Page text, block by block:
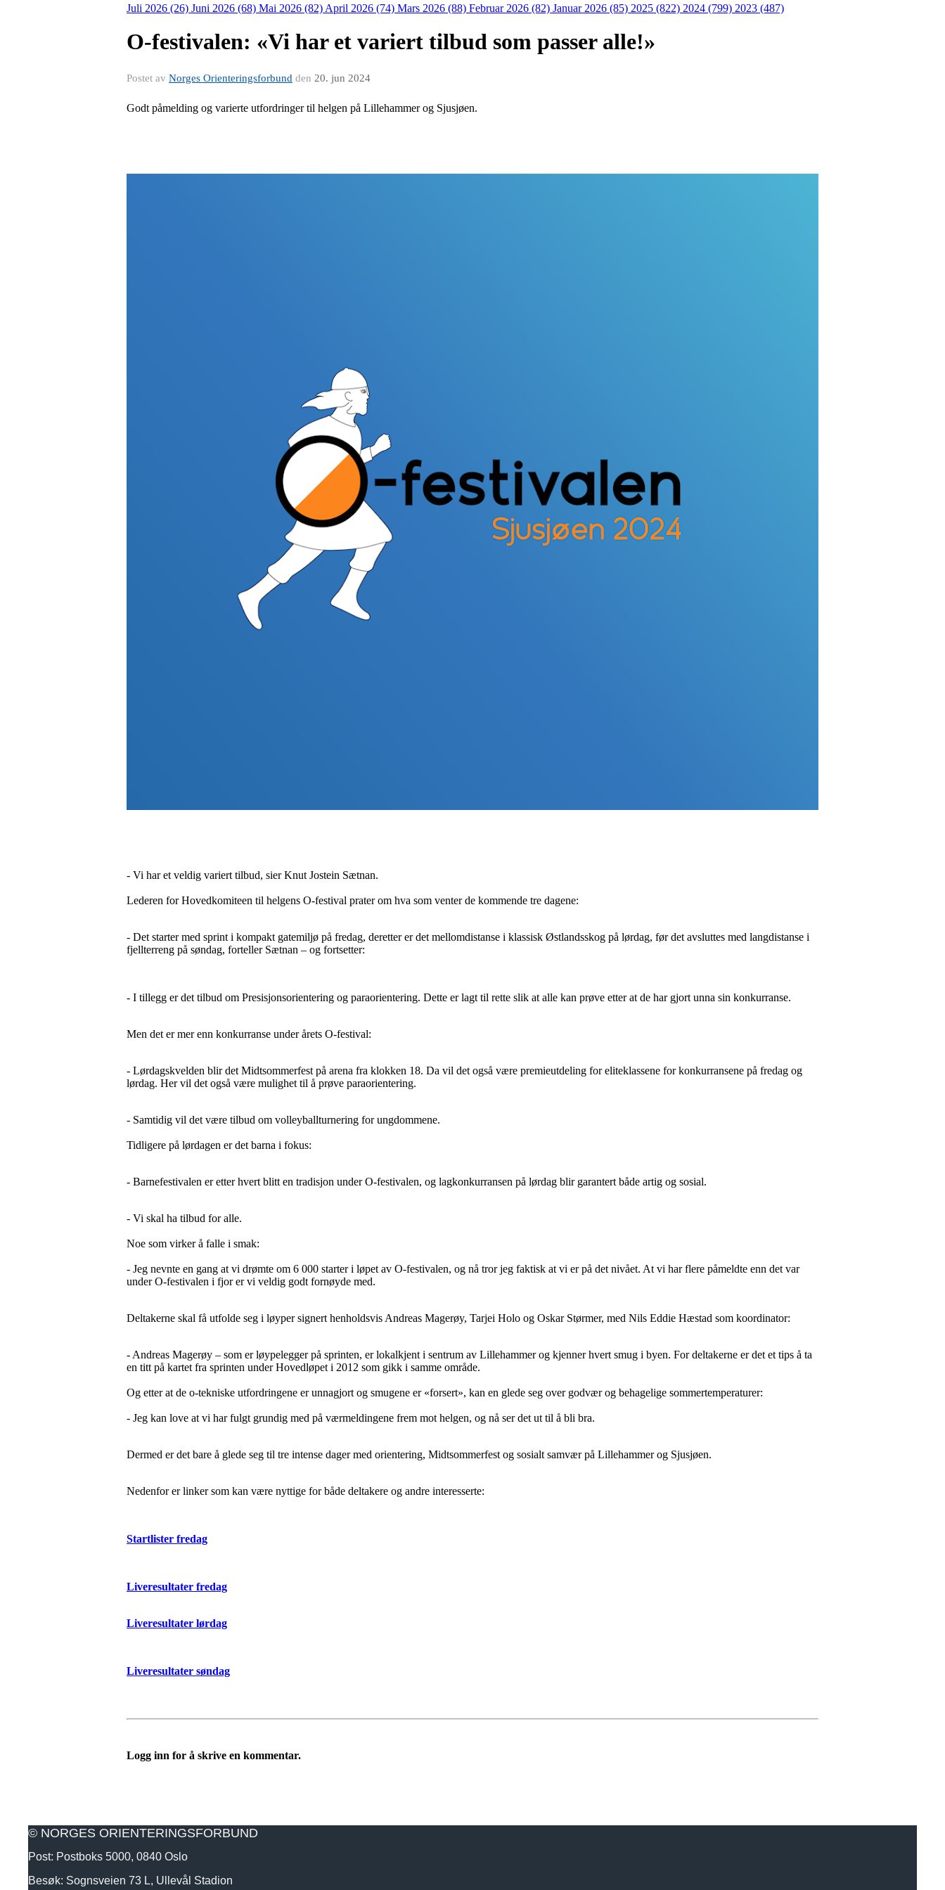
Juli 2026 (26) Juni 2026 (68) Mai 2026 (82) April 2026 (74) Mars 2026 (88) Februar 2026 (82) Januar 2026 (85) 2025 (822) 2024 (799) 2023 (487)
O-festivalen: «Vi har et variert tilbud som passer alle!»
Postet av Norges Orienteringsforbund den 20. jun 2024
Godt påmelding og varierte utfordringer til helgen på Lillehammer og Sjusjøen.
- Vi har et veldig variert tilbud, sier Knut Jostein Sætnan.
Lederen for Hovedkomiteen til helgens O-festival prater om hva som venter de kommende tre dagene:
- Det starter med sprint i kompakt gatemiljø på fredag, deretter er det mellomdistanse i klassisk Østlandsskog på lørdag, før det avsluttes med langdistanse i
fjellterreng på søndag, forteller Sætnan – og fortsetter:
- I tillegg er det tilbud om Presisjonsorientering og paraorientering. Dette er lagt til rette slik at alle kan prøve etter at de har gjort unna sin konkurranse.
Men det er mer enn konkurranse under årets O-festival:
- Lørdagskvelden blir det Midtsommerfest på arena fra klokken 18. Da vil det også være premieutdeling for eliteklassene for konkurransene på fredag og
lørdag. Her vil det også være mulighet til å prøve paraorientering.
- Samtidig vil det være tilbud om volleyballturnering for ungdommene.
Tidligere på lørdagen er det barna i fokus:
- Barnefestivalen er etter hvert blitt en tradisjon under O-festivalen, og lagkonkurransen på lørdag blir garantert både artig og sosial.
- Vi skal ha tilbud for alle.
Noe som virker å falle i smak:
- Jeg nevnte en gang at vi drømte om 6 000 starter i løpet av O-festivalen, og nå tror jeg faktisk at vi er på det nivået. At vi har flere påmeldte enn det var
under O-festivalen i fjor er vi veldig godt fornøyde med.
Deltakerne skal få utfolde seg i løyper signert henholdsvis Andreas Magerøy, Tarjei Holo og Oskar Størmer, med Nils Eddie Hæstad som koordinator:
- Andreas Magerøy – som er løypelegger på sprinten, er lokalkjent i sentrum av Lillehammer og kjenner hvert smug i byen. For deltakerne er det et tips å ta
en titt på kartet fra sprinten under Hovedløpet i 2012 som gikk i samme område.
Og etter at de o-tekniske utfordringene er unnagjort og smugene er «forsert», kan en glede seg over godvær og behagelige sommertemperaturer:
- Jeg kan love at vi har fulgt grundig med på værmeldingene frem mot helgen, og nå ser det ut til å bli bra.
Dermed er det bare å glede seg til tre intense dager med orientering, Midtsommerfest og sosialt samvær på Lillehammer og Sjusjøen.
Nedenfor er linker som kan være nyttige for både deltakere og andre interesserte:
Startlister fredag
Liveresultater fredag
Liveresultater lørdag
Liveresultater søndag
Logg inn for å skrive en kommentar.
© NORGES ORIENTERINGSFORBUND
Post: Postboks 5000, 0840 Oslo
Besøk: Sognsveien 73 L, Ullevål Stadion